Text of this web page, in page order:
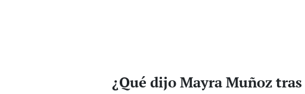
¿Qué dijo Mayra Muñoz